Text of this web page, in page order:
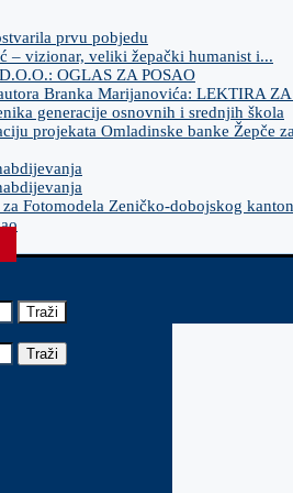
prvu pobjedu
– vizionar, veliki žepački humanist i...
OGLAS ZA POSAO
Branka Marijanovića: LEKTIRA
generacije osnovnih i srednjih škola
projekata Omladinske banke Žepče
Fotomodela Zeničko-dobojskog
Traži
Traži